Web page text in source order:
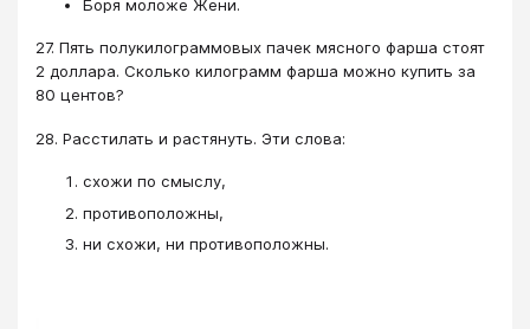
Боря моложе Жени.
27. Пять полукилограммовых пачек мясного фарша стоят
2 доллара. Сколько килограмм фарша можно купить за
80 центов?
28. Расстилать и растянуть. Эти слова:
схожи по смыслу,
противоположны,
ни схожи, ни противоположны.